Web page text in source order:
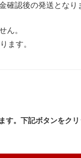
確認後の発送となり
ん。
ます。
す。下記ボタンをクリ